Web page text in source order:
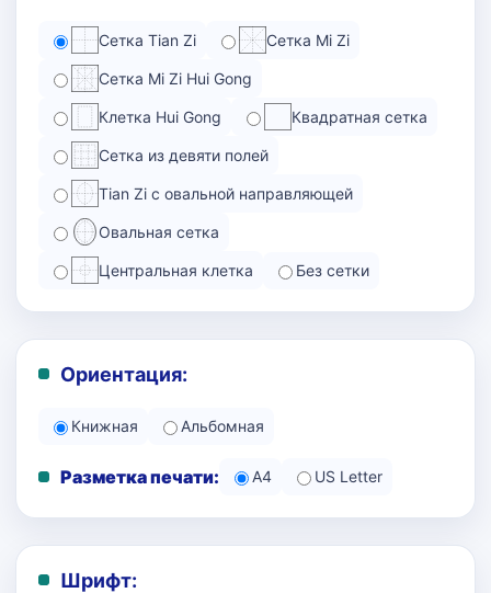
Сетка Tian Zi Сетка Mi Zi
Сетка Mi Zi Hui Gong
Клетка Hui Gong Квадратная сетка
Сетка из девяти полей
Tian Zi с овальной направляющей
Овальная сетка
Центральная клетка Без сетки
Ориентация:
Книжная Альбомная
Разметка печати: A4 US Letter
Шрифт: